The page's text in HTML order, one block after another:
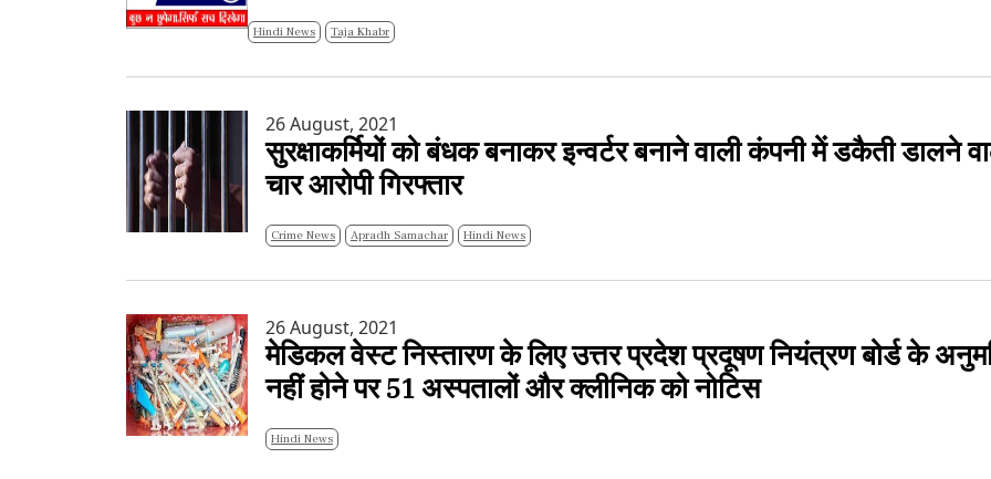
Hindi News Taja Khabr
26 August, 2021
सुरक्षाकर्मियों को बंधक बनाकर इन्वर्टर बनाने वाली कंपनी में डकैती डालने
चार आरोपी गिरफ्तार
Crime News Apradh Samachar Hindi News
26 August, 2021
मेडिकल वेस्ट निस्तारण के लिए उत्तर प्रदेश प्रदूषण नियंत्रण बोर्ड के
नहीं होने पर 51 अस्पतालों और क्लीनिक को नोटिस
Hindi News